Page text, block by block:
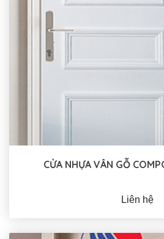
CỬA NHỰA VÂN GỖ
Liên hệ